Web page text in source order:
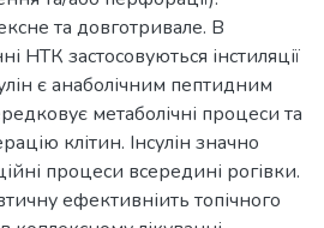
та довготривале. В
НТК застосовуються інстиляції
є анаболічним пептидним
метаболічні процеси та
клітин. Інсулін значно
процеси всередині рогівки.
ефективніить топічного